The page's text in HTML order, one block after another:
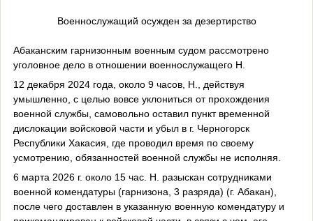
Военнослужащий осужден за дезертирство
Абаканским гарнизонным военным судом рассмотрено
уголовное дело в отношении военнослужащего Н.
12 декабря 2024 года, около 9 часов, Н., действуя
умышленно, с целью вовсе уклониться от прохождения
военной службы, самовольно оставил пункт временной
дислокации войсковой части и убыл в г. Черногорск
Республики Хакасия, где проводил время по своему
усмотрению, обязанностей военной службы не исполняя.
6 марта 2026 г. около 15 час. Н. разыскан сотрудниками
военной комендатуры (гарнизона, 3 разряда) (г. Абакан),
после чего доставлен в указанную военную комендатуру и